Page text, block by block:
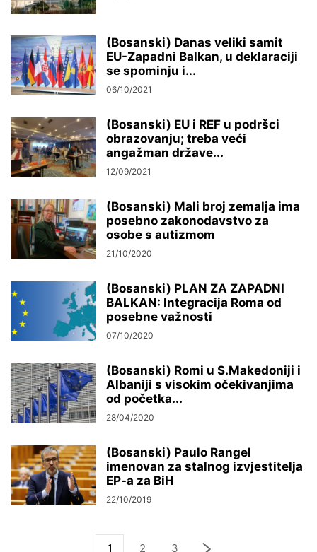
(Bosanski) Danas veliki samit
EU-Zapadni Balkan, u deklaraciji
se spominju i...
06/10/2021
(Bosanski) EU i REF u podršci
obrazovanju; treba veći
angažman države...
12/09/2021
(Bosanski) Mali broj zemalja ima
posebno zakonodavstvo za
osobe s autizmom
21/10/2020
(Bosanski) PLAN ZA ZAPADNI
BALKAN: Integracija Roma od
posebne važnosti
07/10/2020
(Bosanski) Romi u S.Makedoniji i
Albaniji s visokim očekivanjima
od početka...
28/04/2020
(Bosanski) Paulo Rangel
imenovan za stalnog izvjestitelja
EP-a za BiH
22/10/2019
1 2 3